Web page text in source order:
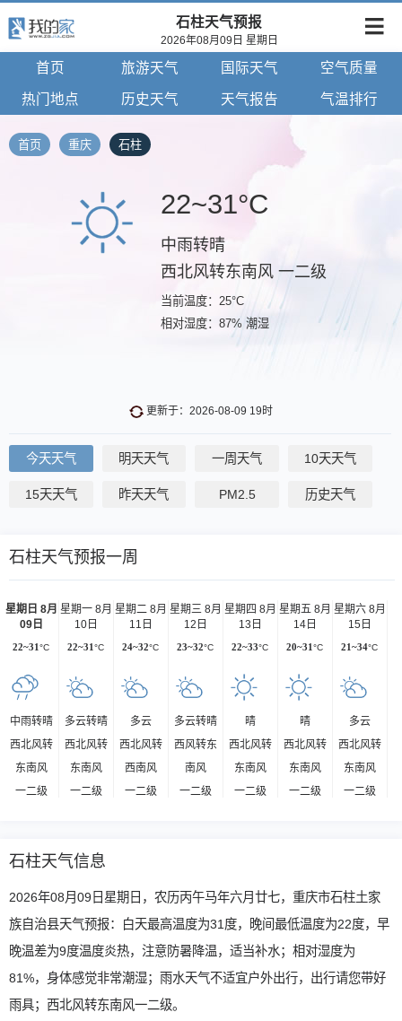
石柱天气预报
2026年08月09日 星期日
首页 旅游天气 国际天气 空气质量
热门地点 历史天气 天气报告 气温排行
首页 重庆 石柱
22~31°C
中雨转晴
西北风转东南风 一二级
当前温度：25°C
相对湿度：87% 潮湿
更新于：2026-08-09 19时
今天天气 明天天气 一周天气 10天天气
15天天气 昨天天气 PM2.5 历史天气
石柱天气预报一周
星期日 8月
09日
22~31°C
中雨转晴
西北风转
东南风
一二级
星期一 8月
10日
22~31°C
多云转晴
西北风转
东南风
一二级
星期二 8月
11日
24~32°C
多云
西北风转
西南风
一二级
星期三 8月
12日
23~32°C
多云转晴
西风转东
南风
一二级
星期四 8月
13日
22~33°C
晴
西北风转
东南风
一二级
星期五 8月
14日
20~31°C
晴
西北风转
东南风
一二级
星期六 8月
15日
21~34°C
多云
西北风转
东南风
一二级
石柱天气信息
2026年08月09日星期日，农历丙午马年六月廿七，重庆市石柱土家
族自治县天气预报：白天最高温度为31度，晚间最低温度为22度，早
晚温差为9度温度炎热，注意防暑降温，适当补水；相对湿度为
81%，身体感觉非常潮湿；雨水天气不适宜户外出行，出行请您带好
雨具；西北风转东南风一二级。